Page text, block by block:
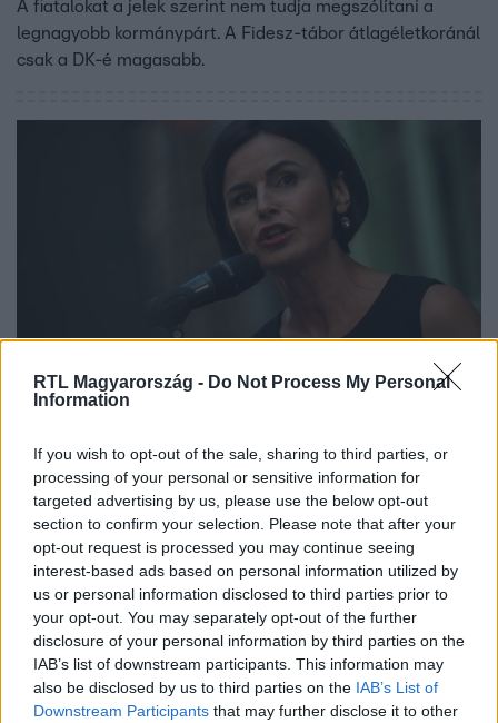
RTL Magyarország - Do Not Process My Personal
Information
If you wish to opt-out of the sale, sharing to third parties, or
processing of your personal or sensitive information for
targeted advertising by us, please use the below opt-out
section to confirm your selection. Please note that after your
opt-out request is processed you may continue seeing
interest-based ads based on personal information utilized by
us or personal information disclosed to third parties prior to
your opt-out. You may separately opt-out of the further
disclosure of your personal information by third parties on the
IAB’s list of downstream participants. This information may
also be disclosed by us to third parties on the IAB’s List of
Downstream Participants that may further disclose it to other
A fiatalokat a jelek szerint nem tudja megszólítani a
legnagyobb kormánypárt. A Fidesz-tábor átlagéletkoránál
csak a DK-é magasabb.
2023. február 3. 12:04
Ágnes
Az MSZP társelnöke azzal kapcsolatban beszélt, hogy
egyre több ellenzéki politikus áll be a Demokratikus
Koalícióba.